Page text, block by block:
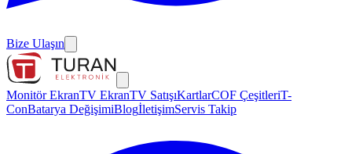
Bize Ulaşın
Monitör EkranTV EkranTV SatışıKartlarCOF ÇeşitleriT-
ConBatarya DeğişimiBlogİletişimServis Takip